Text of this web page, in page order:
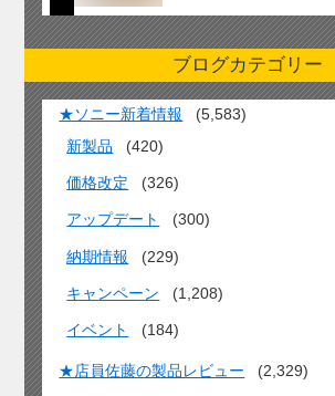
ブログカテゴリー
★ソニー新着情報
(5,583)
新製品
(420)
価格改定 (326)
アップデート (300)
納期情報 (229)
キャンペーン (1,208)
イベント (184)
★店員佐藤の製品レビュー (2,329)